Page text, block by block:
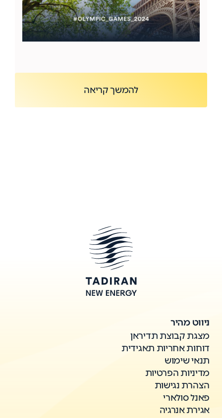
להמשך קריאה
ניווט מהיר
מצגת קבוצת תדיראן
דוחות אחריות תאגידית
תנאי שימוש
מדיניות הפרטיות
הצהרת נגישות
פאנל סולארי
אגירת אנרגיה